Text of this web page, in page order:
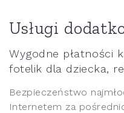
Usługi
Wygodne płatności
fotelik dla dziecka,
Bezpieczeństwo
Internetem za